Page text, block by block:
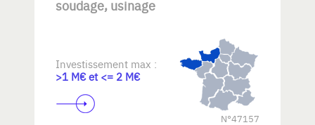
soudage, usinage
Investissement max :
>1 M€ et <= 2 M€
N°47157